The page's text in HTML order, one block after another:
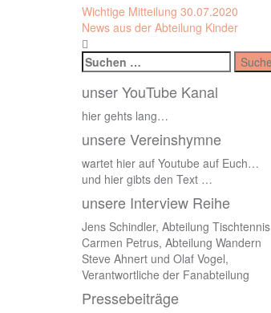
Beitragsnavigation
Wichtige Mitteilung 30.07.2020
News aus der Abteilung Kinder
Suchen
nach:
unser YouTube Kanal
hier gehts lang…
unsere Vereinshymne
wartet hier auf Youtube auf Euch…
und hier gibts den Text …
unsere Interview Reihe
Jens Schindler, Abteilung Tischtennis
Carmen Petrus, Abteilung Wandern
Steve Ahnert und Olaf Vogel,
Verantwortliche der Fanabteilung
Pressebeiträge